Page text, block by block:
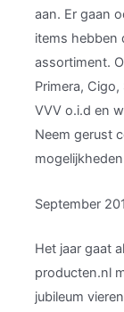
aan. Er gaan
items hebben
assortiment.
Primera,
VVV o.i.d en
Neem gerust
September
Het jaar gaat
producten.nl
jubileum